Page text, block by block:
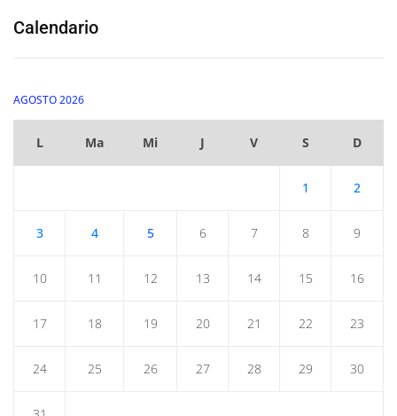
Calendario
AGOSTO 2026
L Ma Mi J V S D
1 2
3 4 5 6 7 8 9
10 11 12 13 14 15 16
17 18 19 20 21 22 23
24 25 26 27 28 29 30